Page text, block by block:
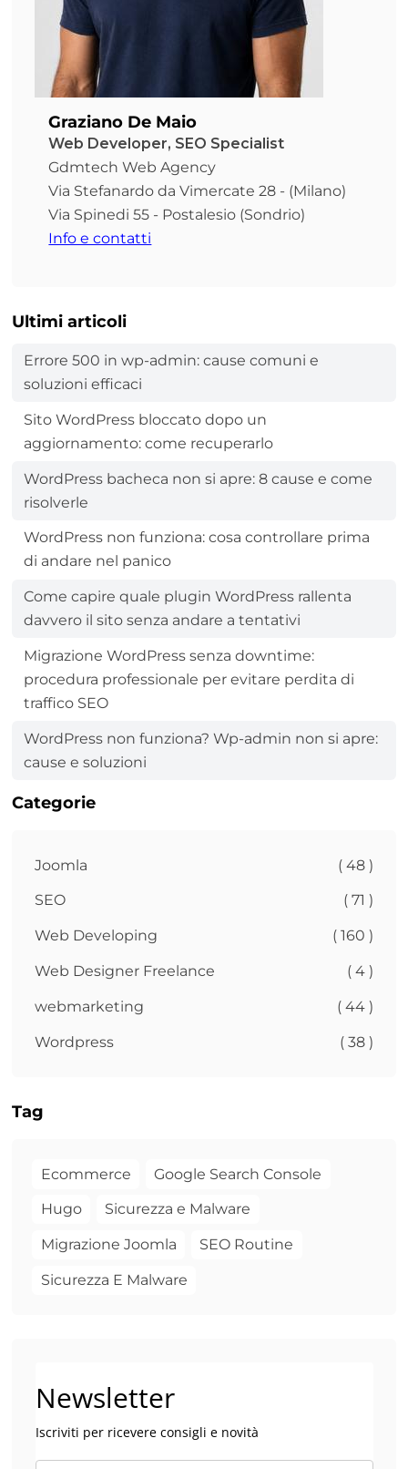
Graziano De Maio
Web Developer, SEO Specialist
Gdmtech Web Agency
Via Stefanardo da Vimercate 28 - (Milano)
Via Spinedi 55 - Postalesio (Sondrio)
Info e contatti
Ultimi articoli
Errore 500 in wp-admin: cause comuni e
soluzioni efficaci
Sito WordPress bloccato dopo un
aggiornamento: come recuperarlo
WordPress bacheca non si apre: 8 cause e come
risolverle
WordPress non funziona: cosa controllare prima
di andare nel panico
Come capire quale plugin WordPress rallenta
davvero il sito senza andare a tentativi
Migrazione WordPress senza downtime:
procedura professionale per evitare perdita di
traffico SEO
WordPress non funziona? Wp-admin non si apre:
cause e soluzioni
Categorie
Joomla ( 48 )
SEO ( 71 )
Web Developing ( 160 )
Web Designer Freelance ( 4 )
webmarketing ( 44 )
Wordpress ( 38 )
Tag
Ecommerce Google Search Console
Hugo Sicurezza e Malware
Migrazione Joomla SEO Routine
Sicurezza E Malware
Newsletter
Iscriviti per ricevere consigli e novità